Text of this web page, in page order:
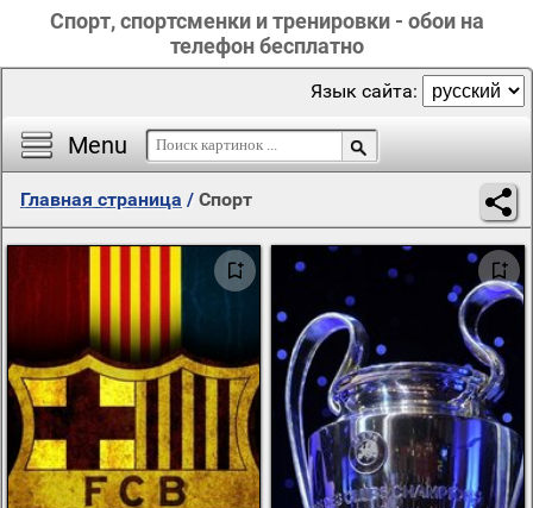
Спорт, спортсменки и тренировки - обои на
телефон бесплатно
Menu
Язык сайта:
Главная страница / Спорт